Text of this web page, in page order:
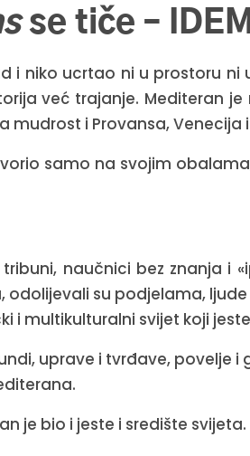
se tiče –
i niko ucrtao ni u prostoru ni
već trajanje. Mediteran
i Provansa, Venecija
samo na svojim
naučnici bez znanja i
su podjelama,
multikulturalni svijet koji
uprave i tvrđave, povelje
je bio i jeste i središte svijeta.